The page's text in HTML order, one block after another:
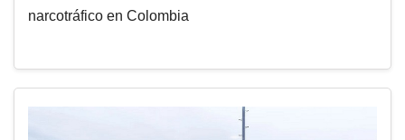
narcotráfico en Colombia